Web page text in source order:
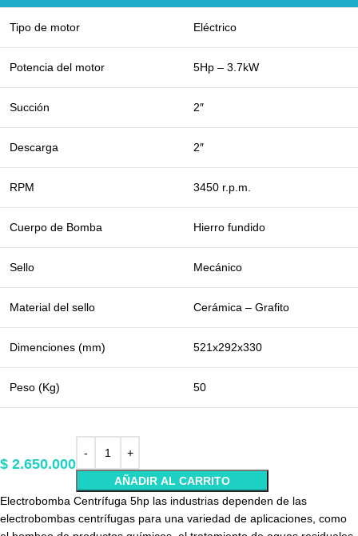
Tipo de motor Eléctrico
Potencia del motor 5Hp – 3.7kW
Succión 2″
Descarga 2″
RPM 3450 r.p.m.
Cuerpo de Bomba Hierro fundido
Sello Mecánico
Material del sello Cerámica – Grafito
Dimenciones (mm) 521x292x330
Peso (Kg) 50
$ 2.650.000
AÑADIR AL CARRITO
Electrobomba Centrífuga 5hp las industrias dependen de las
electrobombas centrífugas para una variedad de aplicaciones, como